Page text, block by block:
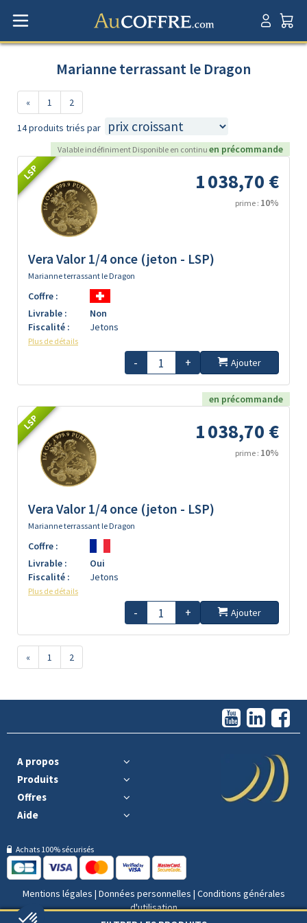
Marianne terrassant le Dragon
« 1 2
14 produits triés par
Valable indéfiniment Disponible en continu en précommande
LSP 1 038,70 €
prime : 10%
Vera Valor 1/4 once (jeton - LSP)
Marianne terrassant le Dragon
Coffre :
Livrable :
Non
Fiscalité :
Jetons
Plus de détails
- + Ajouter
en précommande
LSP 1 038,70 €
prime : 10%
Vera Valor 1/4 once (jeton - LSP)
Marianne terrassant le Dragon
Coffre :
Livrable :
Oui
Fiscalité :
Jetons
Plus de détails
- + Ajouter
« 1 2
A propos
Produits
Offres
Aide
Achats 100% sécurisés
Mentions légales | Données personnelles | Conditions générales
d'utilisation